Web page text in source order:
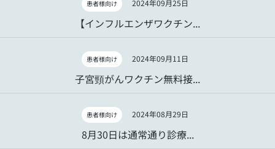
2024年09月25日
患者様向け
【インフルエンザワクチン...
2024年09月11日
患者様向け
子宮頸がんワクチン無料接...
2024年08月29日
患者様向け
8月30日は通常通り診療...